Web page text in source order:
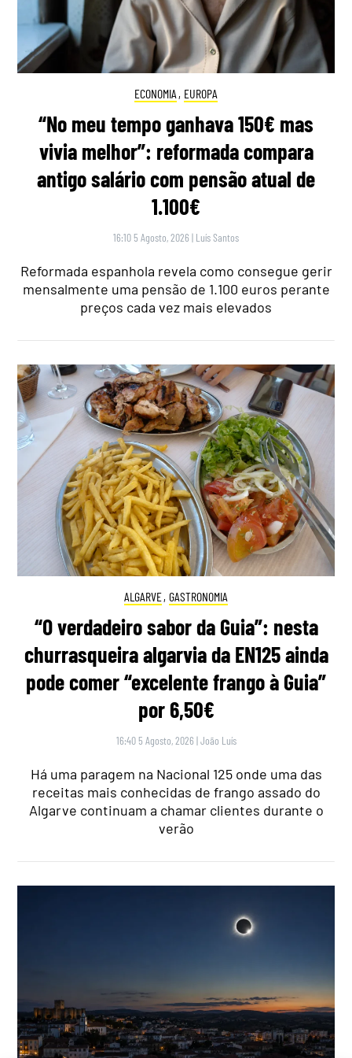
ECONOMIA , EUROPA
“No meu tempo ganhava 150€ mas
vivia melhor”: reformada compara
antigo salário com pensão atual de
1.100€
16:10 5 Agosto, 2026 | Luís Santos
Reformada espanhola revela como consegue gerir
mensalmente uma pensão de 1.100 euros perante
preços cada vez mais elevados
ALGARVE, GASTRONOMIA
“O verdadeiro sabor da Guia”: nesta
churrasqueira algarvia da EN125 ainda
pode comer “excelente frango à Guia”
por 6,50€
16:40 5 Agosto, 2026 |João Luís
Há uma paragem na Nacional 125 onde uma das
receitas mais conhecidas de frango assado do
Algarve continuam a chamar clientes durante o
verão